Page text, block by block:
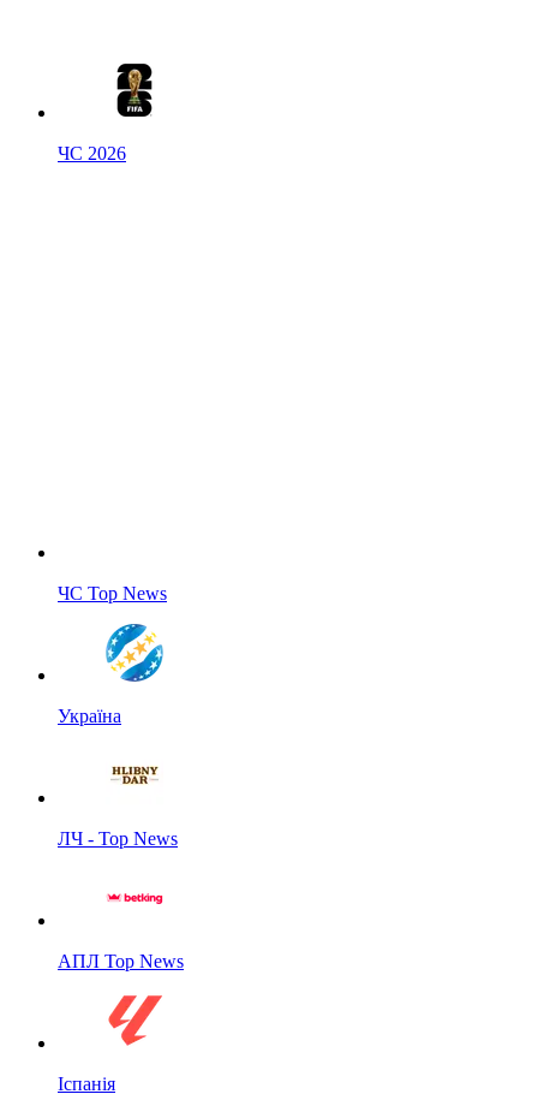
ЧС 2026
ЧС Top News
Україна
ЛЧ - Top News
АПЛ Top News
Іспанія